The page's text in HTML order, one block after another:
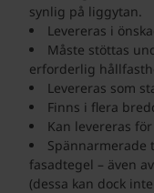
synlig på liggytan.
Levereras i
Måste stöttas
erforderlig
Levereras som
Finns i flera
Kan levereras
Spännarmerade
fasadtegel – även
(dessa kan dock